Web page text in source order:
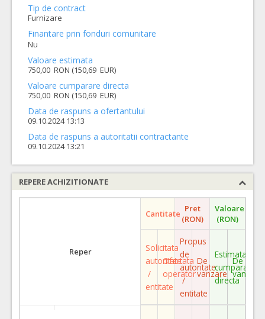
Tip de contract
Furnizare
Finantare prin fonduri comunitare
Nu
Valoare estimata
750,00 RON (150,69 EUR)
Valoare cumparare directa
750,00 RON (150,69 EUR)
Data de raspuns a ofertantului
09.10.2024 13:13
Data de raspuns a autoritatii contractante
09.10.2024 13:21
REPERE ACHIZITIONATE
Reper
Cantitate Pret
(RON)
Valoare
(RON)
Solicitata
autoritate
/
entitate
Ofertata
operator
Propus
de
autoritate
/
entitate
De
vanzare
Estimata
cumparare
directa
De
vanzare